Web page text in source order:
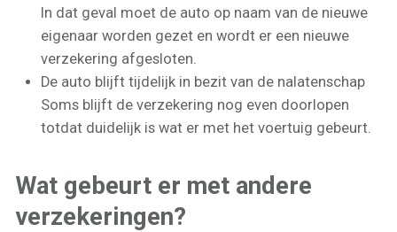
In dat geval moet de auto op naam van de nieuwe
eigenaar worden gezet en wordt er een nieuwe
verzekering afgesloten.
De auto blijft tijdelijk in bezit van de nalatenschap
Soms blijft de verzekering nog even doorlopen
totdat duidelijk is wat er met het voertuig gebeurt.
Wat gebeurt er met andere
verzekeringen?